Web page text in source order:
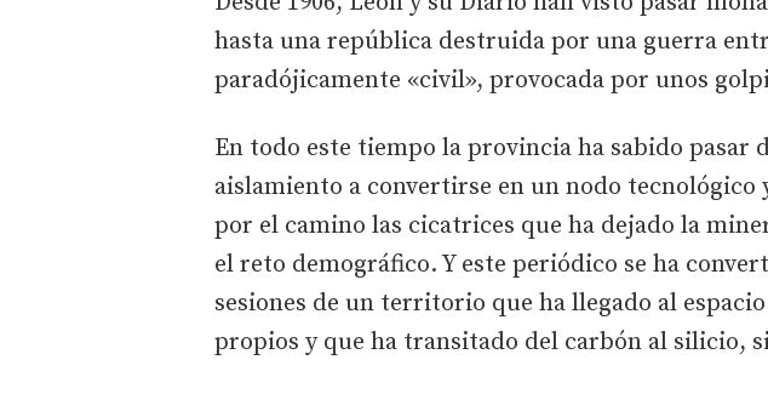
hasta una república destruida por una guerra
paradójicamente «civil», provocada por unos
En todo este tiempo la provincia ha sabido pasar
aislamiento a convertirse en un nodo tecnológico
por el camino las cicatrices que ha dejado la
el reto demográfico. Y este periódico se ha
sesiones de un territorio que ha llegado al
propios y que ha transitado del carbón al silicio,